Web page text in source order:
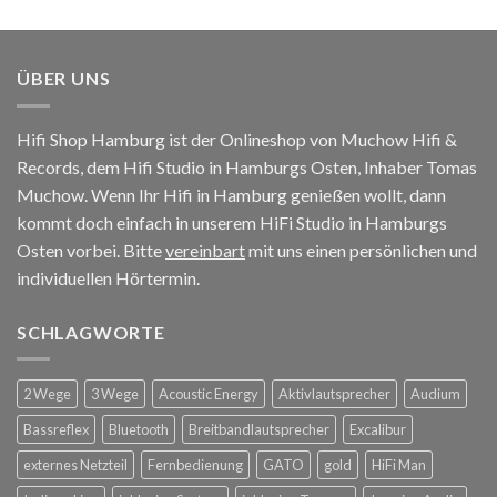
ÜBER UNS
Hifi Shop Hamburg ist der Onlineshop von Muchow Hifi &
Records, dem Hifi Studio in Hamburgs Osten, Inhaber Tomas
Muchow. Wenn Ihr Hifi in Hamburg genießen wollt, dann
kommt doch einfach in unserem HiFi Studio in Hamburgs
Osten vorbei. Bittevereinbartmit uns einen persönlichen und
individuellen Hörtermin.
SCHLAGWORTE
2 Wege 3 Wege Acoustic Energy Aktivlautsprecher
Audium
Bassreflex
Bluetooth Breitbandlautsprecher
Excalibur
externes Netzteil
Fernbedienung GATO gold
HiFi Man